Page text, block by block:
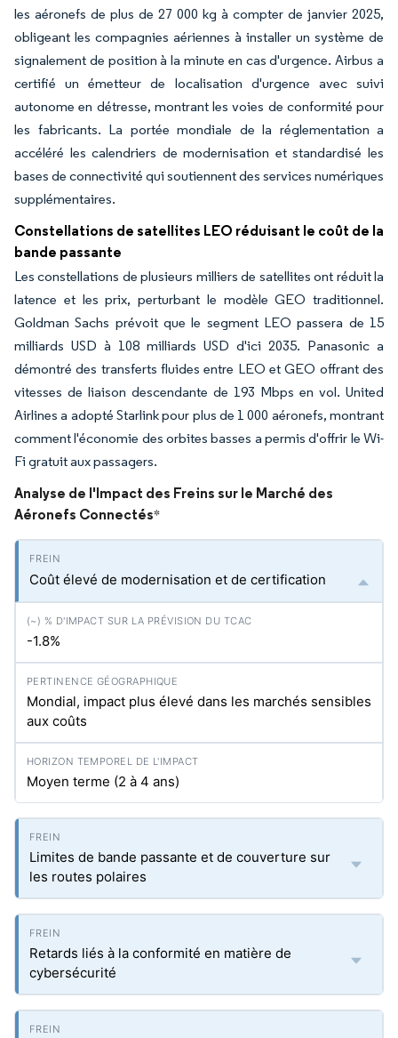
les aéronefs de plus de 27 000 kg à compter de janvier 2025,
obligeant les compagnies aériennes à installer un système de
signalement de position à la minute en cas d'urgence. Airbus a
certifié un émetteur de localisation d'urgence avec suivi
autonome en détresse, montrant les voies de conformité pour
les fabricants. La portée mondiale de la réglementation a
accéléré les calendriers de modernisation et standardisé les
bases de connectivité qui soutiennent des services numériques
supplémentaires.
Constellations de satellites LEO réduisant le coût de la
bande passante
Les constellations de plusieurs milliers de satellites ont réduit la
latence et les prix, perturbant le modèle GEO traditionnel.
Goldman Sachs prévoit que le segment LEO passera de 15
milliards USD à 108 milliards USD d'ici 2035. Panasonic a
démontré des transferts fluides entre LEO et GEO offrant des
vitesses de liaison descendante de 193 Mbps en vol. United
Airlines a adopté Starlink pour plus de 1 000 aéronefs, montrant
comment l'économie des orbites basses a permis d'offrir le Wi-
Fi gratuit aux passagers.
Analyse de l'Impact des Freins sur le Marché des
Aéronefs Connectés*
Coût élevé de modernisation et de certification
-1.8%
Mondial, impact plus élevé dans les marchés sensibles
aux coûts
Moyen terme (2 à 4 ans)
Limites de bande passante et de couverture sur
les routes polaires
Retards liés à la conformité en matière de
cybersécurité